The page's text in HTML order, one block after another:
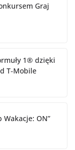
Graj
1® dzięki
T‑Mobile
Wakacje: ON”